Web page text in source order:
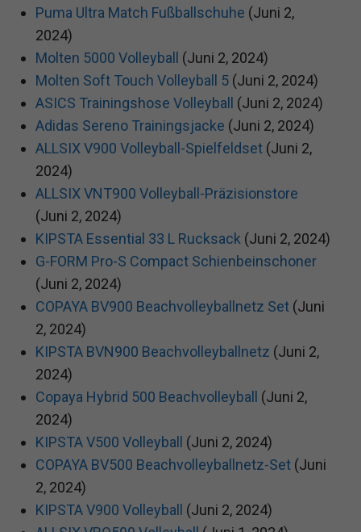
Puma Ultra Match Fußballschuhe (Juni 2,
2024)
Molten 5000 Volleyball
(Juni 2, 2024)
Molten Soft Touch Volleyball 5 (Juni 2, 2024)
ASICS Trainingshose Volleyball
(Juni 2, 2024)
Adidas Sereno Trainingsjacke (Juni 2, 2024)
ALLSIX V900 Volleyball-Spielfeldset (Juni 2,
2024)
ALLSIX VNT900 Volleyball-Präzisionstore
(Juni 2, 2024)
KIPSTA Essential 33 L Rucksack (Juni 2, 2024)
G-FORM Pro-S Compact Schienbeinschoner
(Juni 2, 2024)
COPAYA BV900 Beachvolleyballnetz Set (Juni
2, 2024)
KIPSTA BVN900 Beachvolleyballnetz (Juni 2,
2024)
Copaya Hybrid 500 Beachvolleyball
(Juni 2,
2024)
KIPSTA V500 Volleyball
(Juni 2, 2024)
COPAYA BV500 Beachvolleyballnetz-Set (Juni
2, 2024)
KIPSTA V900 Volleyball
(Juni 2, 2024)